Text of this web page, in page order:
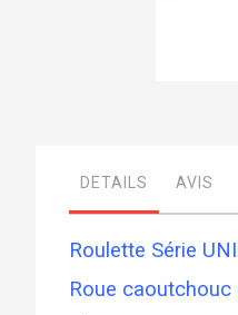
images
DETAILS
Roulette Série
Roue
AVIS